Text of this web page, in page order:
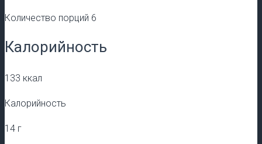
Количество порций 6
Калорийность
133 ккал
Калорийность
14 г